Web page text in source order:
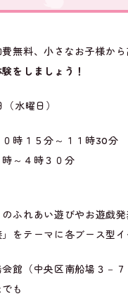
無料、小さなお子様か
をしましょう！
曜日）
時１５分～１１時30分
～４時３０分
ふれあい遊びやお遊戯発
をテーマに各ブース型イ
（中央区南船場３－７
も